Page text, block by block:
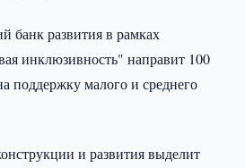
банк развития в рамках
инклюзивность" направит 100
поддержку малого и среднего
и развития выделит